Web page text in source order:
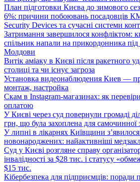
План підготовки Києва до зимового
6%: причини побоювань посадовців
Security Devices та сучасні системи
Затримання завершилося конфліктом:
спільник напали на прикордонника
Молдови
Витік аміаку в Києві після ракетного
столиці та чи існує загроза
Установка видеонаблюдения Киев —
монтаж, настройка
Скам в Instagram-магазинах: як
оплатою
У Києві через суд повернули громаді
грн, що була захоплена для самочинної
У липні в лікарнях Київщини
новонароджених: найактивніші
Суд у Києві розгляне справу
інвалідності за $28 тис. і статусу
$15 тис.
Кібербезпека для підприємців: поради